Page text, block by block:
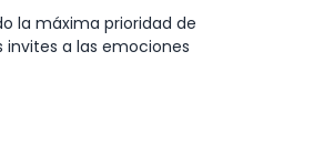
la máxima prioridad de
a las emociones